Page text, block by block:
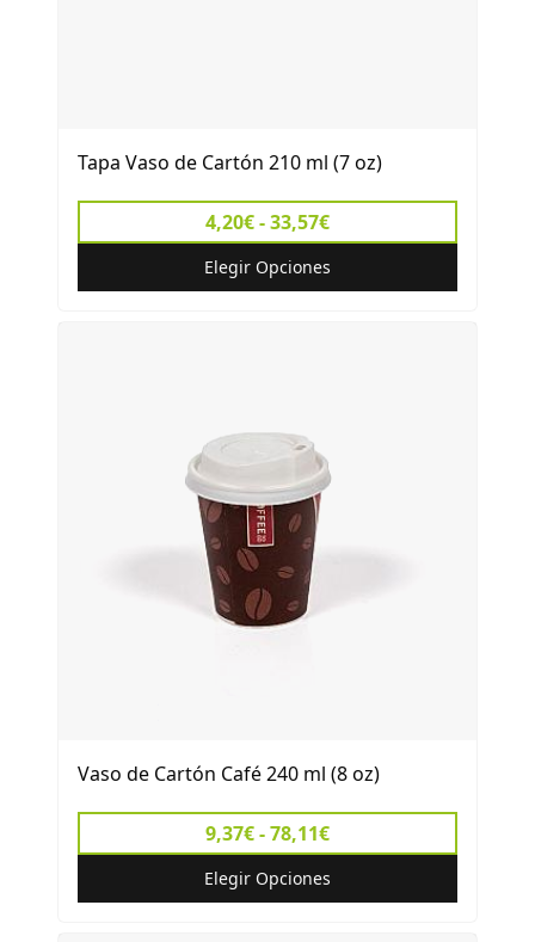
Tapa Vaso de Cartón 210 ml (7 oz)
4,20€ - 33,57€
Elegir Opciones
Vaso de Cartón Café 240 ml (8 oz)
9,37€ - 78,11€
Elegir Opciones